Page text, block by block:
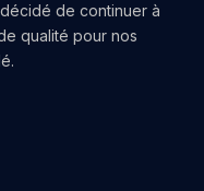
de continuer à
qualité pour nos